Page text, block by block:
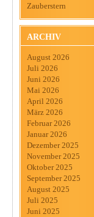
Zauberstern
ARCHIV
August 2026
Juli 2026
Juni 2026
Mai 2026
April 2026
März 2026
Februar 2026
Januar 2026
Dezember 2025
November 2025
Oktober 2025
September 2025
August 2025
Juli 2025
Juni 2025